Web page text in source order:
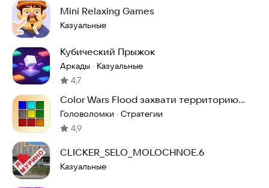
Mini Relaxing Games
Казуальные
Кубический Прыжок
Аркады · Казуальные
4,7
Color Wars Flood захвати территорию
своим цветом!
Головоломки · Стратегии
4,9
CLICKER_SELO_MOLOCHNOE.6
Казуальные